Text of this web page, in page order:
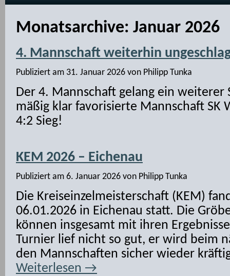
Monatsarchive: Januar 2026
4. Mannschaft weiterhin
Publiziert am 31. Januar 2026 von Philipp Tunka
Der 4. Mannschaft gelang ein weiterer
mäßig klar favorisierte Mannschaft SK
4:2 Sieg!
KEM 2026 – Eichenau
Publiziert am 6. Januar 2026 von Philipp Tunka
Die Kreiseinzelmeisterschaft (KEM)
06.01.2026 in Eichenau statt. Die
können insgesamt mit ihren
Turnier lief nicht so gut, er wird beim
den Mannschaften sicher wieder
Weiterlesen →